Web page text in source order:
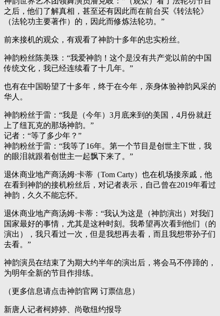
之后，他们了解真相，甚至还有因此而在前台买《转法轮》
（法轮功主要著作）的，因此而修炼法轮功。”
前来接机的观众，有观看了神韵十多年的忠实粉丝。
神韵粉丝陈美珠：“我爱神韵！这个是没有共产党以前的中国
传统文化，我已经连续看了十几年。”
也有在中国盼望了十多年，终于在今年，亲身体验神韵风采的
华人。
神韵粉丝于雷：“我是（今年）3月底来到的美国，4月份就赶
上了纽瓦克的那场神韵。”
记者：“等了多少年？”
神韵粉丝于雷：“我等了16年。第一个节目是创世主下世，我
的眼泪就跟着创世主一起飘下来了。”
退休商业地产商汤姆·卡蒂（Tom Carty）也在机场接亲戚，他
在看到神韵的接机粉丝后，对记者表示，自己曾在2019年看过
神韵，久久不能忘怀。
退休商业地产商汤姆·卡蒂：“我认为这是（神韵演出）对我们
国家最好的事情，尤其是这种时刻。我希望再次看到他们（的
演出），我只看过一次，但是我想再去看，而且我想带孙子们
去看。”
神韵演员在结束了为期大约半年的演出后，将会马不停蹄的，
为明年全新的节目作排练。
（更多信息请点击神韵官网 订票信息）
新唐人记者柯婷婷、尚敬纽约报导